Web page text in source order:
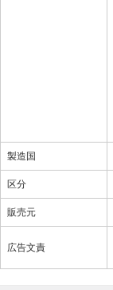
製造国
区分
販売元
広告文責